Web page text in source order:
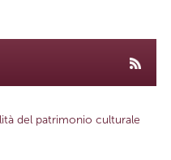
del patrimonio culturale